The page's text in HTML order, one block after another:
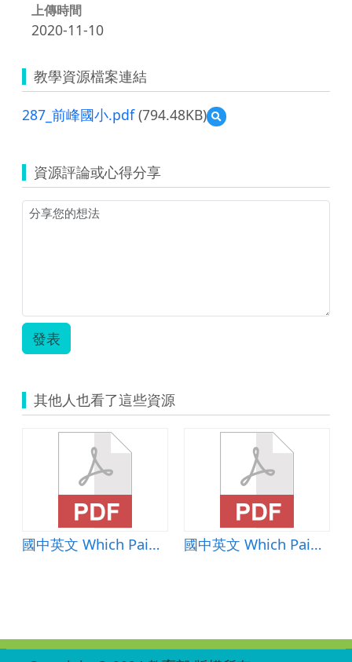
上傳時間
2020-11-10
教學資源檔案連結
287_前峰國小.pdf(794.48KB)
預
覽
國
小.pdf
資源評論或心得分享
發表
其他人也看了這些資源
國中英文 Which Painting Do You Like? 教學活動設計 國中英文 Which Painting Do You Like? 教學活動設計